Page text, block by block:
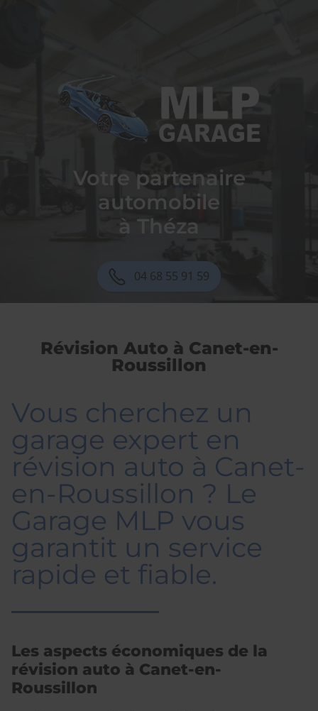
Votre partenaire
automobile
à Théza
04 68 55 91 59
Révision Auto à Canet-en-
Roussillon
Vous cherchez un
garage expert en
révision auto à Canet-
en-Roussillon ? Le
Garage MLP vous
garantit un service
rapide et fiable.
Les aspects économiques de la
révision auto à Canet-en-
Roussillon